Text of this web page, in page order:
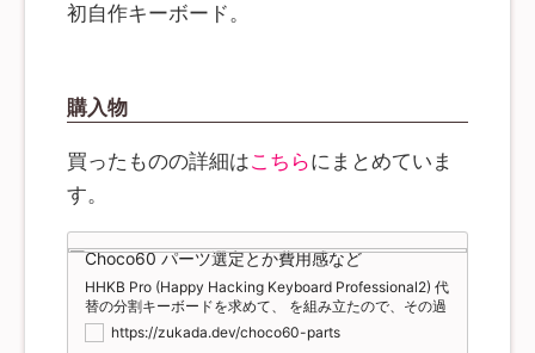
初自作キーボード。
購入物
買ったものの詳細はこちらにまとめていま
す。
Choco60 パーツ選定とか費用感など
HHKB Pro (Happy Hacking Keyboard Professional2) 代
替の分割キーボードを求めて、 を組み立たので、その過
程を記録します。 Choco60 初めてやったので、備忘録
のようなものです。 で書いたのですが、腱鞘炎とか肩こ
https://zukada.dev/choco60-parts